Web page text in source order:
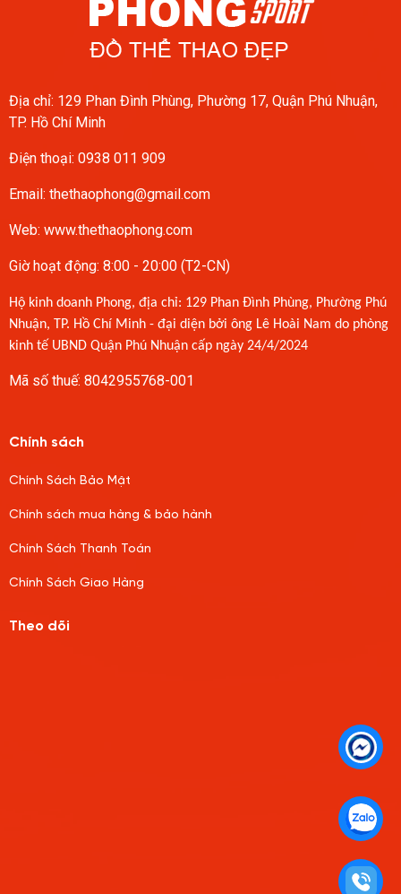
Địa chỉ: 129 Phan Đình Phùng, Phường 17, Quận Phú Nhuận,
TP. Hồ Chí Minh
Điện thoại: 0938 011 909
Email: thethaophong@gmail.com
Web: www.thethaophong.com
Giờ hoạt động: 8:00 - 20:00 (T2-CN)
Hộ kinh doanh Phong, địa chỉ: 129 Phan Đình Phùng, Phường Phú
Nhuận, TP. Hồ Chí Minh - đại diện bởi ông Lê Hoài Nam do phòng
kinh tế UBND Quận Phú Nhuận cấp ngày 24/4/2024
Mã số thuế: 8042955768-001
Chính sách
Chính Sách Bảo Mật
Chính sách mua hàng & bảo hành
Chính Sách Thanh Toán
Chính Sách Giao Hàng
Theo dõi